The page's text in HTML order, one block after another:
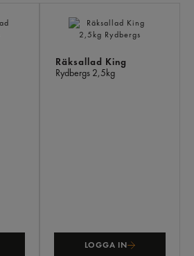
Räksallad King
Rydbergs 2,5kg
LOGGA IN